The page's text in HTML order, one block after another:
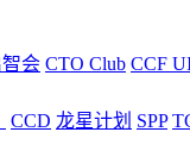
会 CTO Club CCF
CCD 龙星计划 SPP